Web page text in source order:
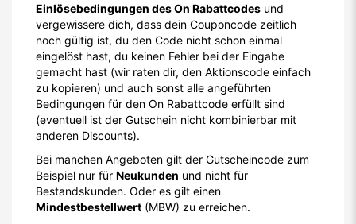
Einlösebedingungen des On Rabattcodes und
vergewissere dich, dass dein Couponcode zeitlich
noch gültig ist, du den Code nicht schon einmal
eingelöst hast, du keinen Fehler bei der Eingabe
gemacht hast (wir raten dir, den Aktionscode einfach
zu kopieren) und auch sonst alle angeführten
Bedingungen für den On Rabattcode erfüllt sind
(eventuell ist der Gutschein nicht kombinierbar mit
anderen Discounts).
Bei manchen Angeboten gilt der Gutscheincode zum
Beispiel nur für Neukunden und nicht für
Bestandskunden. Oder es gilt einen
Mindestbestellwert (MBW) zu erreichen.